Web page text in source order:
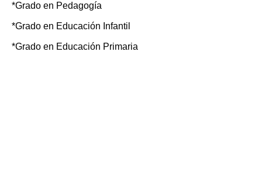
*Grado en Pedagogía
*Grado en Educación Infantil
*Grado en Educación Primaria